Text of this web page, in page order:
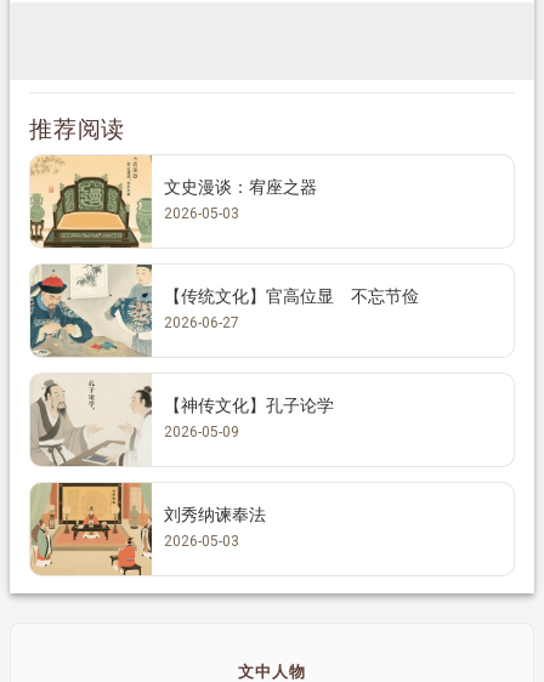
推荐阅读
文史漫谈：宥座之器
2026-05-03
【传统文化】官高位显 不忘节俭
2026-06-27
【神传文化】孔子论学
2026-05-09
刘秀纳谏奉法
2026-05-03
文中人物